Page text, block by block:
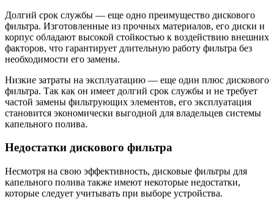
Долгий срок службы — еще одно преимущество дискового
фильтра. Изготовленные из прочных материалов, его диски и
корпус обладают высокой стойкостью к воздействию внешних
факторов, что гарантирует длительную работу фильтра без
необходимости его замены.
Низкие затраты на эксплуатацию — еще один плюс дискового
фильтра. Так как он имеет долгий срок службы и не требует
частой замены фильтрующих элементов, его эксплуатация
становится экономически выгодной для владельцев системы
капельного полива.
Недостатки дискового фильтра
Несмотря на свою эффективность, дисковые фильтры для
капельного полива также имеют некоторые недостатки,
которые следует учитывать при выборе устройства.